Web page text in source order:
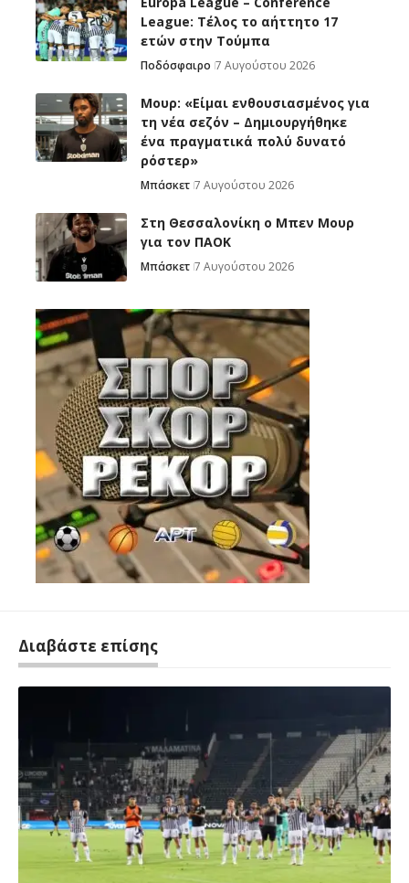
League: Τέλος το αήττητο 17
ετών στην Τούμπα
Ποδόσφαιρο 7 Αυγούστου 2026
Μουρ: «Είμαι ενθουσιασμένος για
τη νέα σεζόν – Δημιουργήθηκε
ένα πραγματικά πολύ δυνατό
ρόστερ»
Μπάσκετ 7 Αυγούστου 2026
Στη Θεσσαλονίκη ο Μπεν Μουρ
για τον ΠΑΟΚ
Μπάσκετ 7 Αυγούστου 2026
Διαβάστε επίσης